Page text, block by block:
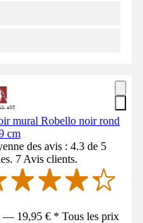
mural Robello noir rond
cm
des avis : 4.3 de 5
7 Avis clients.
— 19,95 € * Tous les prix